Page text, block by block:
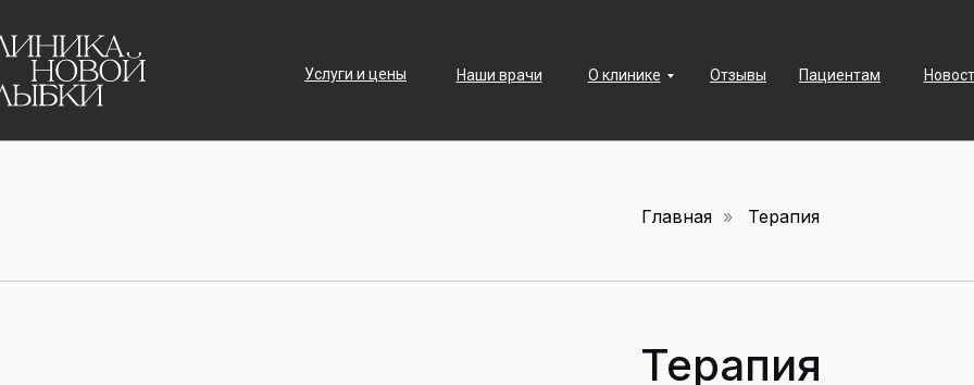
Услуги и цены Наши врачи О клинике Отзывы Пациентам
Главная » Терапия
Терапия